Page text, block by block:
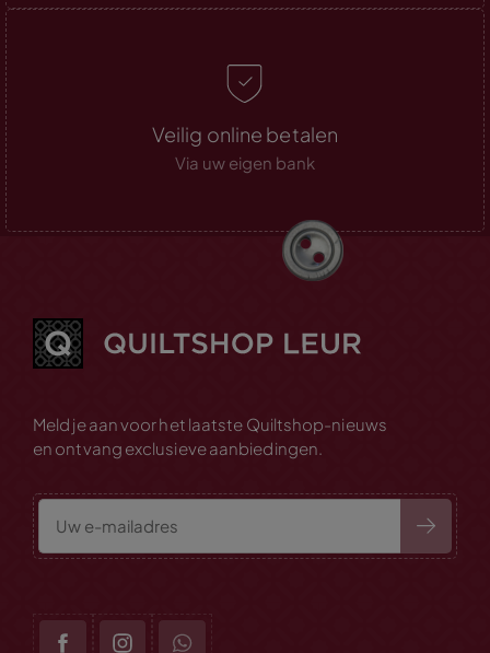
Veilig online betalen
Via uw eigen bank
Meld je aan voor het laatste Quiltshop-nieuws
en ontvang exclusieve aanbiedingen.